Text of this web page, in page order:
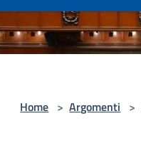
Home > Argomenti >